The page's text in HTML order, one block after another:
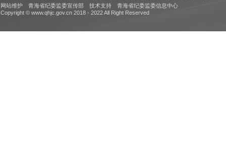
网站维护 青海省纪委监委宣传部 技术支持 青海省纪委监委信息中心
Copyright © www.qhjc.gov.cn 2018 - 2022 All Right Reserved